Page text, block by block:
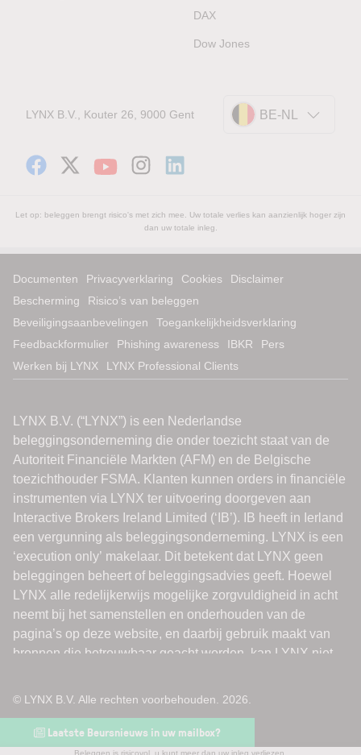
DAX
Dow Jones
LYNX B.V., Kouter 26, 9000 Gent BE-NL
Let op: beleggen brengt risico's met zich mee. Uw totale verlies kan aanzienlijk hoger zijn
dan uw totale inleg.
Documenten Privacyverklaring Cookies
Disclaimer
Bescherming
Risico’s van beleggen
Beveiligingsaanbevelingen
Toegankelijkheidsverklaring
Feedbackformulier
Phishing awareness IBKR
Pers
Werken bij LYNX
LYNX Professional Clients
© LYNX B.V. Alle rechten voorbehouden. 2026.
Laatste Beursnieuws in uw mailbox?
Beleggen is risicovol, u kunt meer dan uw inleg verliezen.